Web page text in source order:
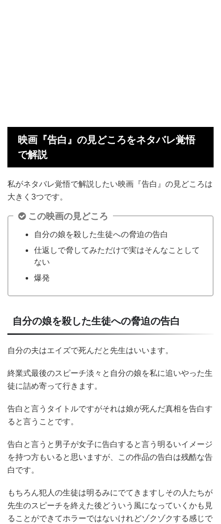
映画『告白』の見どころをネタバレ覚悟
で解説
私がネタバレ覚悟で解説したい映画『告白』の見どころは
大きく3つです。
この映画の見どころ
自分の娘を殺した生徒への脅迫の告白
仕返しで脅してみただけで実はそんなことして
ない
爆発
自分の娘を殺した生徒への脅迫の告白
自分の夫はエイズで死んだと先生はいいます。
終業式最後のスピーチ淡々と自分の娘を私に追いやった生
徒に詰め寄って行きます。
告白と言うタイトルですがそれは娘が死んだ真相を告白す
ると言うことです。
告白と言うと男子が女子に告白すると言う明るいイメージ
を持つ方もいると思いますが、この作品の告白は残酷な告
白です。
もちろん犯人の生徒は明るみにでてきますしその人たちが
先生のスピーチを終えた後どういう風になっていくかも見
ることができてホラーではないけれどゾクゾクする感じで